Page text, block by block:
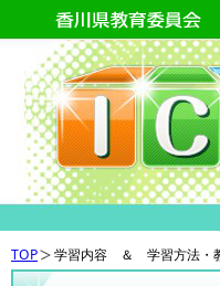
TOP 学習内容 ＆ 学習方法・